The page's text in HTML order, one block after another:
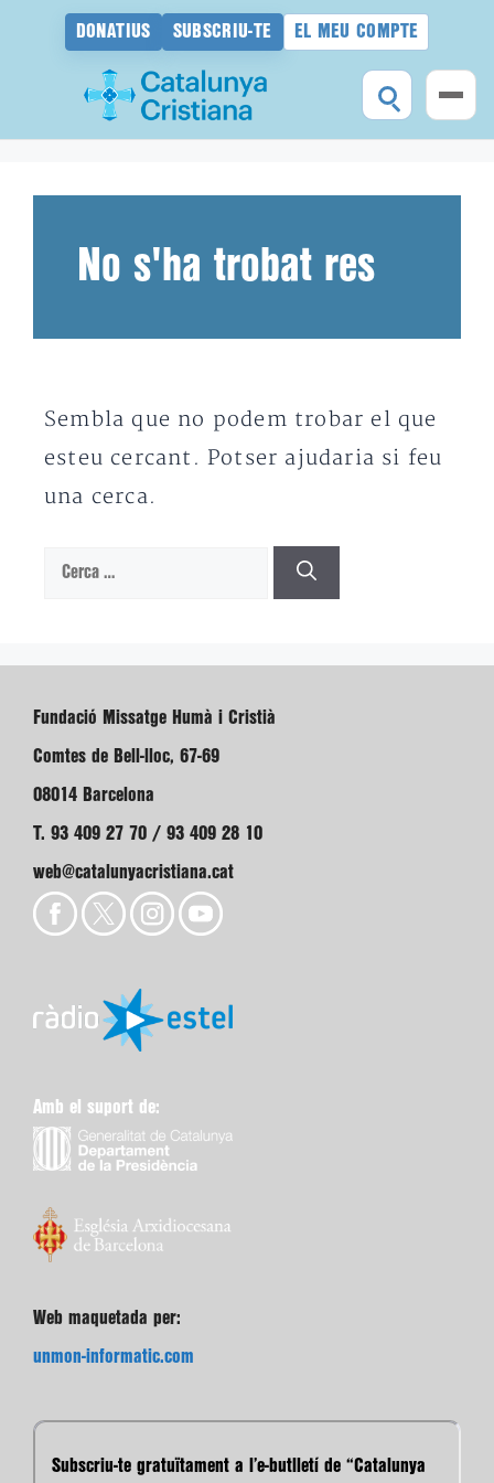
DONATIUS SUBSCRIU-TE EL MEU COMPTE
No s'ha trobat res
Sembla que no podem trobar el que
esteu cercant. Potser ajudaria si feu
una cerca.
Cerca:
Fundació Missatge Humà i Cristià
Comtes de Bell-lloc, 67-69
08014 Barcelona
T. 93 409 27 70 / 93 409 28 10
web@catalunyacristiana.cat
Amb el suport de:
Web maquetada per:
unmon-informatic.com
Subscriu-te gratuïtament a l’e-butlletí de “Catalunya